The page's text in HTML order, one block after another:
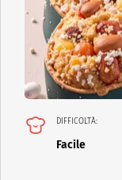
DIFFICOLTÀ:
Facile